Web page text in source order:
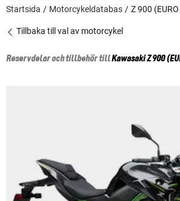
Startsida Motorcykeldatabas Z 900
Tillbaka till val av motorcykel
Reservdelar och tillbehör tillKawasakiZ 900